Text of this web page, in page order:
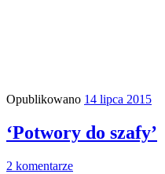
Opublikowano 14 lipca 2015
‘Potwory do szafy’
2 komentarze